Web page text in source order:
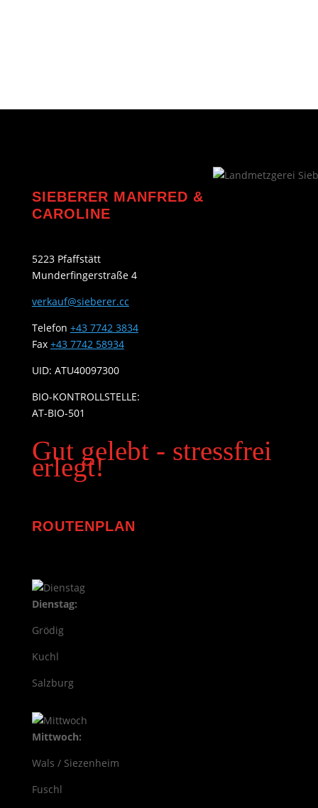
SIEBERER MANFRED &
CAROLINE
5223 Pfaffstätt
Munderfingerstraße 4
verkauf@sieberer.cc
Telefon +43 7742 3834
Fax +43 7742 58934
UID: ATU40097300
BIO-KONTROLLSTELLE:
AT-BIO-501
Gut gelebt - stressfrei
erlegt!
ROUTENPLAN
Dienstag:
Grödig
Kuchl
Salzburg
Mittwoch:
Wals / Siezenheim
Fuschl